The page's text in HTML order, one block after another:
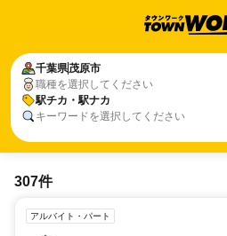
千葉県茂原市
職種を選択してください
駅チカ・駅ナカ
キーワードを選択してください
307件
アルバイト・パート